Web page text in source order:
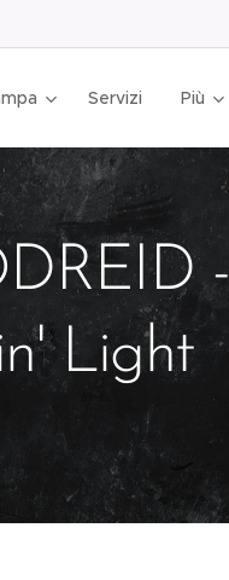
Servizi Più
-
Light